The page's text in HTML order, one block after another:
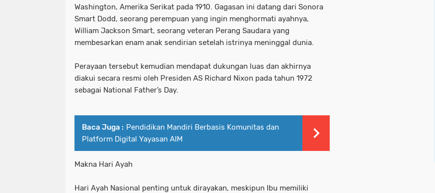
Washington, Amerika Serikat pada 1910. Gagasan ini datang dari Sonora
Smart Dodd, seorang perempuan yang ingin menghormati ayahnya,
William Jackson Smart, seorang veteran Perang Saudara yang
membesarkan enam anak sendirian setelah istrinya meninggal dunia.
Perayaan tersebut kemudian mendapat dukungan luas dan akhirnya
diakui secara resmi oleh Presiden AS Richard Nixon pada tahun 1972
sebagai National Father’s Day.
Baca Juga : Pendidikan Mandiri Berbasis Komunitas dan
Platform Digital Yayasan AIM
Makna Hari Ayah
Hari Ayah Nasional penting untuk dirayakan, meskipun Ibu memiliki